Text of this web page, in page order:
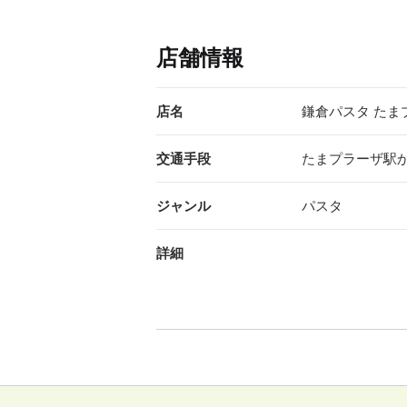
店舗情報
店名 鎌倉パスタ たま
交通手段 たまプラーザ駅
ジャンル パスタ
詳細